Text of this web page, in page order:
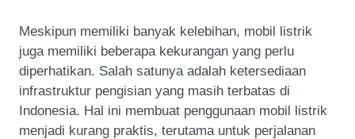
Meskipun memiliki banyak kelebihan, mobil listrik
juga memiliki beberapa kekurangan yang perlu
diperhatikan. Salah satunya adalah ketersediaan
infrastruktur pengisian yang masih terbatas di
Indonesia. Hal ini membuat penggunaan mobil listrik
menjadi kurang praktis, terutama untuk perjalanan